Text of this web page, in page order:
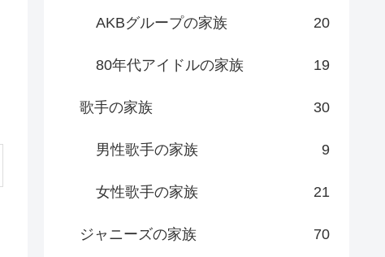
AKBグループの家族 20
80年代アイドルの家族 19
歌手の家族 30
男性歌手の家族 9
女性歌手の家族 21
ジャニーズの家族 70